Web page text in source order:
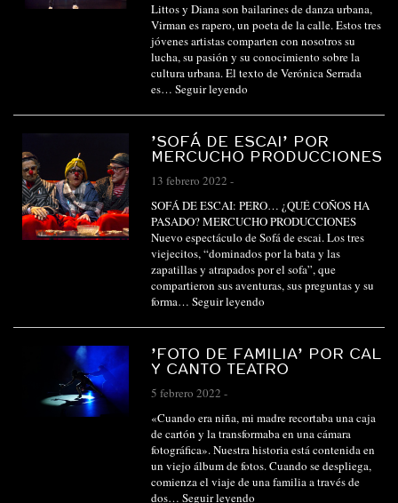
Littos y Diana son bailarines de danza urbana,
Virman es rapero, un poeta de la calle. Estos tres
jóvenes artistas comparten con nosotros su
lucha, su pasión y su conocimiento sobre la
cultura urbana. El texto de Verónica Serrada
es… Seguir leyendo
’SOFÁ DE ESCAI’ POR
MERCUCHO PRODUCCIONES
13 febrero 2022 -
SOFÁ DE ESCAI: PERO… ¿QUÉ COÑOS HA
PASADO? MERCUCHO PRODUCCIONES
Nuevo espectáculo de Sofá de escai. Los tres
viejecitos, “dominados por la bata y las
zapatillas y atrapados por el sofa”, que
compartieron sus aventuras, sus preguntas y su
forma… Seguir leyendo
’FOTO DE FAMILIA’ POR CAL
Y CANTO TEATRO
5 febrero 2022 -
«Cuando era niña, mi madre recortaba una caja
de cartón y la transformaba en una cámara
fotográfica». Nuestra historia está contenida en
un viejo álbum de fotos. Cuando se despliega,
comienza el viaje de una familia a través de
dos… Seguir leyendo